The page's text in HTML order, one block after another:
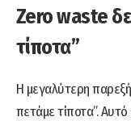
Zero waste
τίποτα”
Η μεγαλύτερη
πετάμε τίποτα”. Αυτό